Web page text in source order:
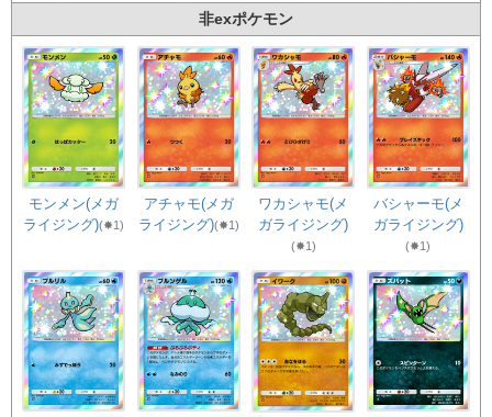
非exポケモン
モンメン(メガ
ライジング)(✸1)
アチャモ(メガ
ライジング)(✸1)
ワカシャモ(メ
ガライジング)
(✸1)
バシャーモ(メ
ガライジング)
(✸1)